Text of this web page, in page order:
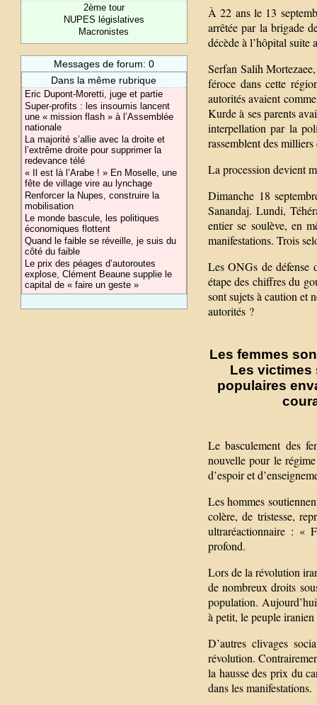
2ème tour
NUPES législatives
Macronistes
Messages de forum: 0
Dans la même rubrique
Eric Dupont-Moretti, juge et partie
Super-profits : les insoumis lancent
une « mission flash » à l’Assemblée
nationale
La majorité s’allie avec la droite et
l’extrême droite pour supprimer la
redevance télé
« Il est là l’Arabe ! » En Moselle, une
fête de village vire au lynchage
Renforcer la Nupes, construire la
mobilisation
Le monde bascule, les politiques
économiques flottent
Quand le faible se réveille, je suis du
côté du faible
Le prix des péages d’autoroutes
explose, Clément Beaune supplie le
capital de « faire un geste »
À 22 ans le 13
arrêtée par la brigade
décède à l’hôpital suite
Serfan Salih
féroce dans cette
autorités avaient
Kurde à ses parents
interpellation par la
rassemblent des milliers
La procession devient
Dimanche 18
Sanandaj. Lundi,
entier se soulève, en
manifestations. Trois
Les ONGs de défense
étape des chiffres du
sont sujets à caution et
autorités ?
Les femmes
Les victimes
populaires
Le basculement des
nouvelle pour le
d’espoir et
Les hommes
colère, de tristesse,
ultraréactionnaire : «
profond.
Lors de la révolution
de nombreux droits
population.
à petit, le peuple
D’autres clivages
révolution.
la hausse des prix du
dans les manifestations.